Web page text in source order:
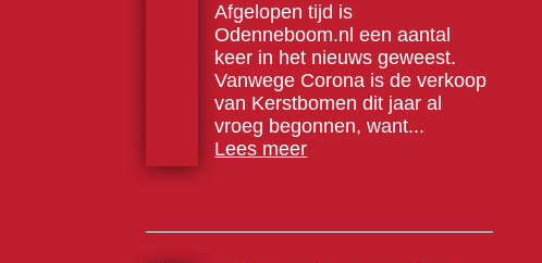
Afgelopen tijd is
Odenneboom.nl een aantal
keer in het nieuws geweest.
Vanwege Corona is de verkoop
van Kerstbomen dit jaar al
vroeg begonnen, want...
Lees meer